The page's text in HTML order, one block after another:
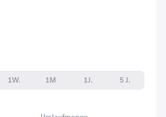
1W. 1M 1J.
5 J.